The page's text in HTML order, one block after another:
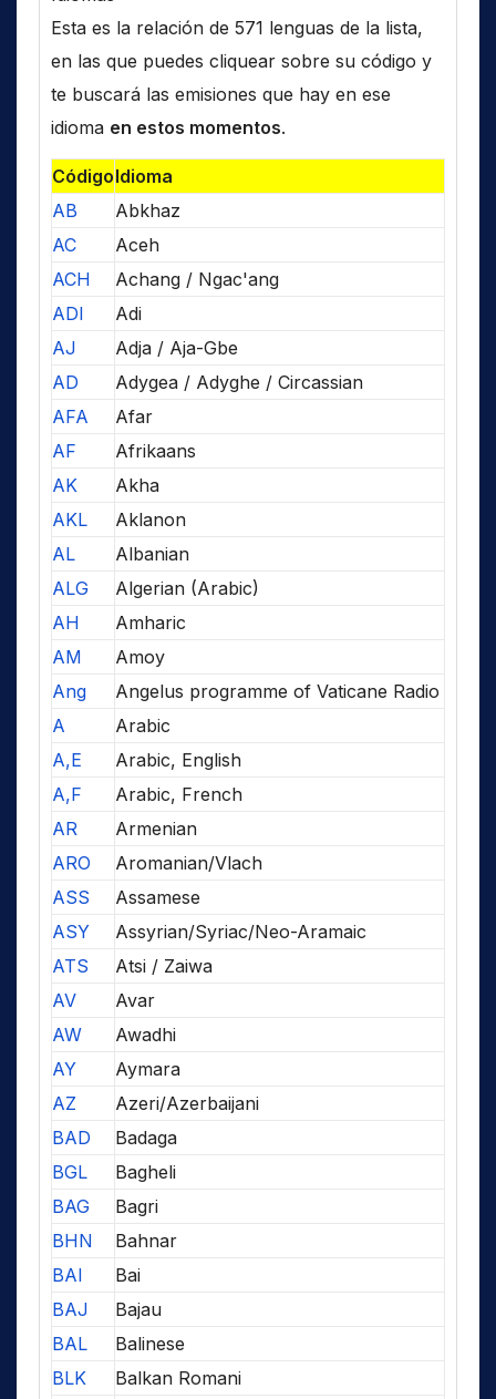
Esta es la relación de 571 lenguas de la lista,
en las que puedes cliquear sobre su código y
te buscará las emisiones que hay en ese
idioma en estos momentos.
CódigoIdioma
AB
Abkhaz
AC
Aceh
ACH
Achang / Ngac'ang
ADI
Adi
AJ
Adja / Aja-Gbe
AD
Adygea / Adyghe / Circassian
AFA
Afar
AF
Afrikaans
AK
Akha
AKL
Aklanon
AL
Albanian
ALG
Algerian (Arabic)
AH
Amharic
AM
Amoy
Ang
Angelus programme of Vaticane Radio
A
Arabic
A,E
Arabic, English
A,F
Arabic, French
AR
Armenian
ARO
Aromanian/Vlach
ASS
Assamese
ASY
Assyrian/Syriac/Neo-Aramaic
ATS
Atsi / Zaiwa
AV
Avar
AW
Awadhi
AY
Aymara
AZ
Azeri/Azerbaijani
BAD
Badaga
BGL
Bagheli
BAG
Bagri
BHN
Bahnar
BAI
Bai
BAJ
Bajau
BAL
Balinese
BLK
Balkan Romani